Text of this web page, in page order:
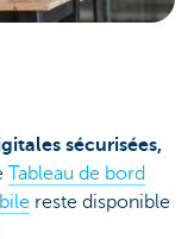
sécurisées,
Tableau de bord
reste disponible